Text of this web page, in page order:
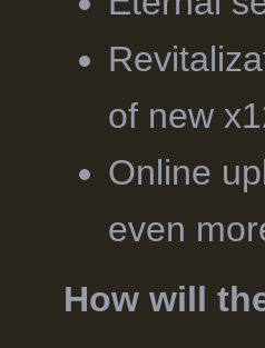
of new
Online
even
How will